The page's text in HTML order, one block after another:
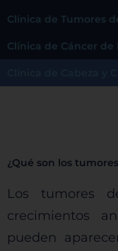
Clínica de Tumores
Clínica de Cáncer de
¿Qué son los
Los tumores
crecimientos
pueden